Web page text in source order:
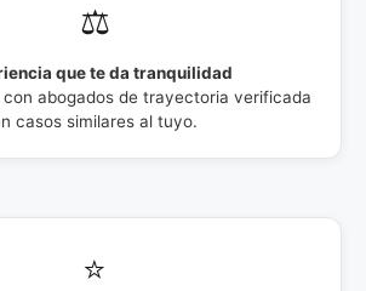
⚖️
que te da tranquilidad
abogados de trayectoria verificada
casos similares al tuyo.
⭐